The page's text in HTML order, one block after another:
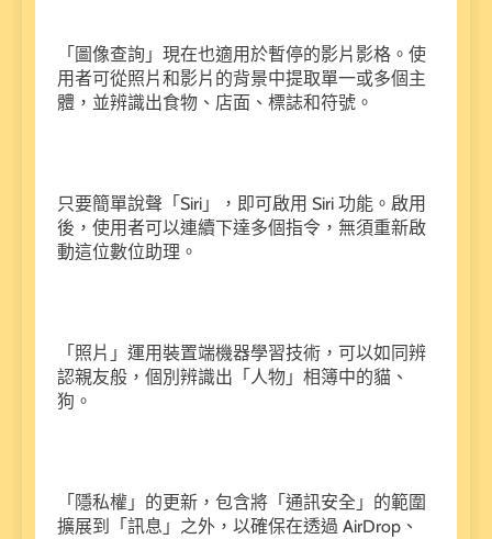
「圖像查詢」現在也適用於暫停的影片影格。使
用者可從照片和影片的背景中提取單一或多個主
體，並辨識出食物、店面、標誌和符號。
只要簡單說聲「Siri」，即可啟用 Siri 功能。啟用
後，使用者可以連續下達多個指令，無須重新啟
動這位數位助理。
「照片」運用裝置端機器學習技術，可以如同辨
認親友般，個別辨識出「人物」相簿中的貓、
狗。
「隱私權」的更新，包含將「通訊安全」的範圍
擴展到「訊息」之外，以確保在透過 AirDrop、